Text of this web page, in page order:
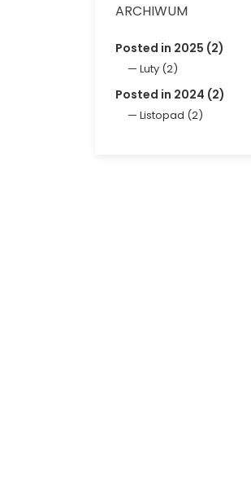
ARCHIWUM
Posted in 2025 (2)
Luty (2)
Posted in 2024 (2)
Listopad (2)